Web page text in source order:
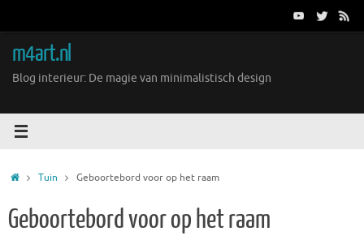
inhoud
m4art.nl
Blog interieur: De magie van minimalistisch design
HomeTuin Geboortebord voor op het raam
Geboortebord voor op het raam